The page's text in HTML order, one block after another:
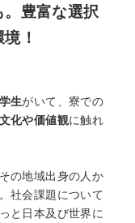
豊富な選択
！
生がいて、寮での
化や価値観に触れ
の地域出身の人か
社会課題について
と日本及び世界に